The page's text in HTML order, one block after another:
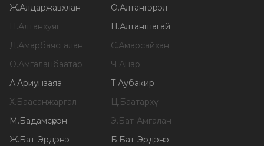
Ж.Алдаржавхлан О.Алтангэрэл
Н .Алтанхуяг Н .Алтаншагай
Д.Амарбаясгалан С.Амарсайхан
О.Амгаланбаатар Ч .Анар
А.Ариунзаяа Т.Аубакир
Х. Баасанжаргал Ц. Баатархүү
М . Бадамсүрэн Э. Бат-Амгалан
Ж. Бат-Эрдэнэ Б. Бат-Эрдэнэ